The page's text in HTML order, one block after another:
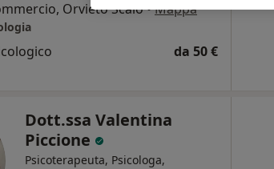
Orvieto Scalo•Mappa
da 50 €
Dott.ssa Valentina
Piccione
Psicoterapeuta, Psicologa,